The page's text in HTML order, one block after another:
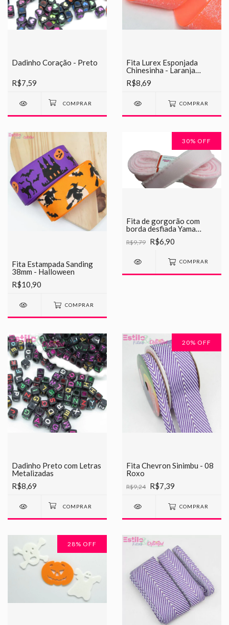
Dadinho Coração - Preto
R$7,59
Fita Lurex Esponjada
Chinesinha - Laranja
Cítrica
R$8,69
COMPRAR
Fita Estampada Sanding
38mm - Halloween
R$10,90
COMPRAR
30% OFF
Fita de gorgorão com
borda desfiada Yama
25mm varias cores
R$9,79 R$6,90
COMPRAR
Dadinho Preto com Letras
Metalizadas
R$8,69
20% OFF
Fita Chevron Sinimbu - 08
Roxo
R$9,24 R$7,39
COMPRAR
28% OFF